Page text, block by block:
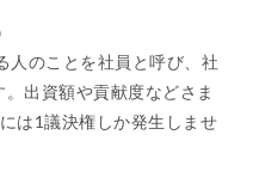
人のことを社員と呼び、社
出資額や貢献度などさま
は1議決権しか発生しませ